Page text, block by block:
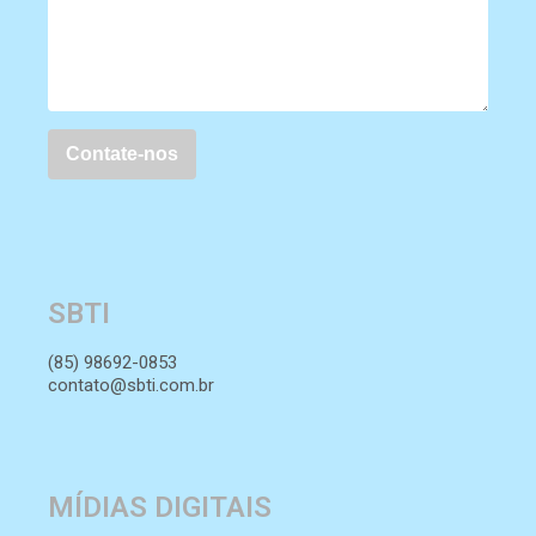
SBTI
(85) 98692-0853
contato@sbti.com.br
MÍDIAS DIGITAIS